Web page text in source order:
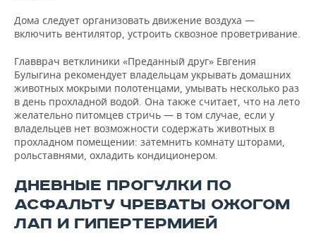
Дома следует организовать движение воздуха —
включить вентилятор, устроить сквозное проветривание.
Главврач ветклиники «Преданный друг» Евгения
Булыгина рекомендует владельцам укрывать домашних
животных мокрыми полотенцами, умывать несколько раз
в день прохладной водой. Она также считает, что на лето
желательно питомцев стричь — в том случае, если у
владельцев нет возможности содержать животных в
прохладном помещении: затемнить комнату шторами,
рольставнями, охладить кондиционером.
ДНЕВНЫЕ ПРОГУЛКИ ПО
АСФАЛЬТУ ЧРЕВАТЫ ОЖОГОМ
ЛАП И ГИПЕРТЕРМИЕЙ